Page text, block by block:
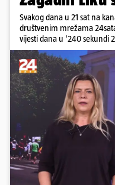
Svakog dana u 21 sat na
društvenim mrežama
vijesti dana u '240 sekundi
Krnetić: Lika teško
poginulih u nesreći u
Žabna, Borba za život
otkaz...